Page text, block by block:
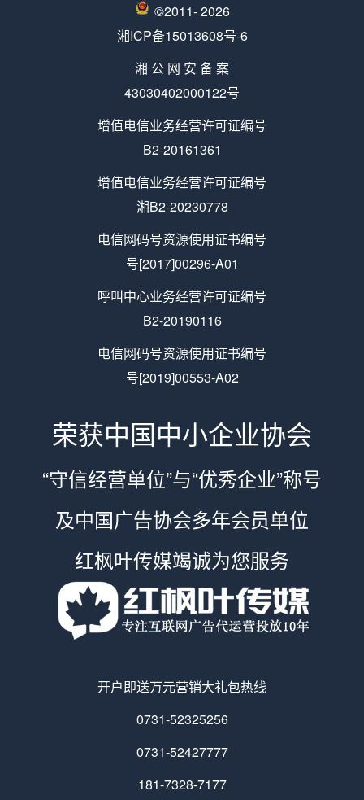
©2011-2026
湘ICP备15013608号-6
湘 公 网 安 备 案
43030402000122号
增值电信业务经营许可证编号
B2-20161361
增值电信业务经营许可证编号
湘B2-20230778
电信网码号资源使用证书编号
号[2017]00296-A01
呼叫中心业务经营许可证编号
B2-20190116
电信网码号资源使用证书编号
号[2019]00553-A02
荣获中国中小企业协会
“守信经营单位”与“优秀企业”称号
及中国广告协会多年会员单位
红枫叶传媒竭诚为您服务
开户即送万元营销大礼包热线
0731-52325256
0731-52427777
181-7328-7177